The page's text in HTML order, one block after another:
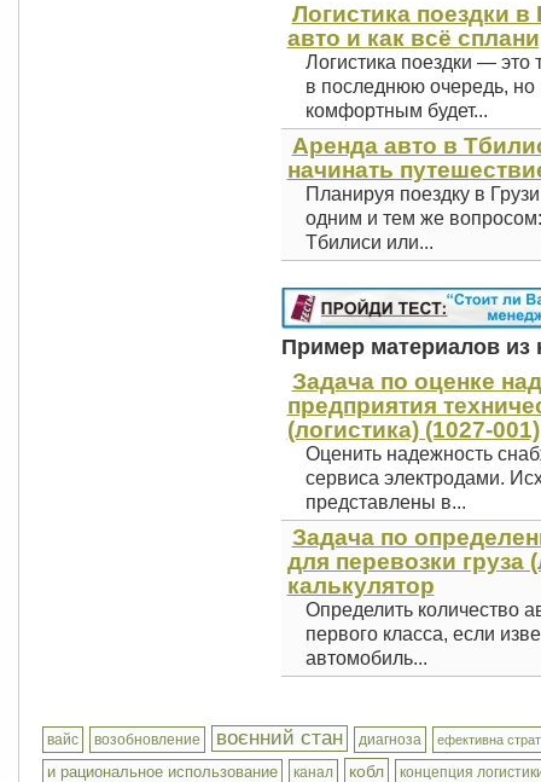
Логистика поездки
авто и как всё
Логистика поездки —
в последнюю очередь, но
комфортным будет...
Аренда авто в
начинать
Планируя поездку в
одним и тем же
Тбилиси или...
Пример материалов из
Задача по оценке
предприятия
(логистика) (1027-001)
Оценить надежность
сервиса электродами.
представлены в...
Задача по
для перевозки груза
калькулятор
Определить количество
первого класса, если
автомобиль...
вайс возобновление воєнний стан диагноза ефективна
и рациональное использование канал кобл концепция